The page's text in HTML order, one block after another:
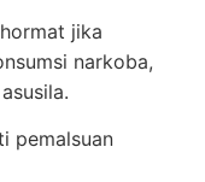
jika
narkoba,
pemalsuan